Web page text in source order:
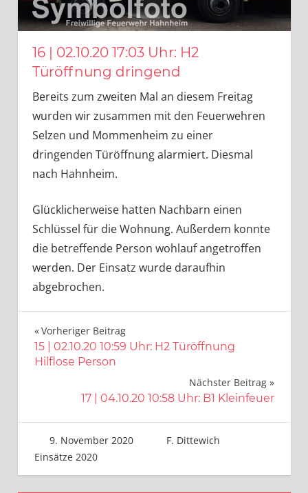
16 | 02.10.20 17:03 Uhr: H2
Türöffnung dringend
Bereits zum zweiten Mal an diesem Freitag
wurden wir zusammen mit den Feuerwehren
Selzen und Mommenheim zu einer
dringenden Türöffnung alarmiert. Diesmal
nach Hahnheim.
Glücklicherweise hatten Nachbarn einen
Schlüssel für die Wohnung. Außerdem konnte
die betreffende Person wohlauf angetroffen
werden. Der Einsatz wurde daraufhin
abgebrochen.
Beitragsnavigation
Vorheriger Beitrag
15 | 02.10.20 10:59 Uhr: H2 Türöffnung
Hilflose Person
Nächster Beitrag
17 | 04.10.20 10:58 Uhr: B1 Kleinfeuer
9. November 2020
F. Dittewich
Einsätze 2020